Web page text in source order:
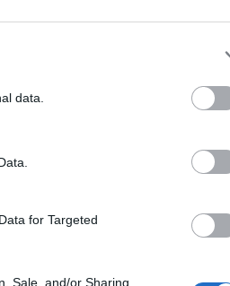
data.
for Targeted
Sale, and/or Sharing